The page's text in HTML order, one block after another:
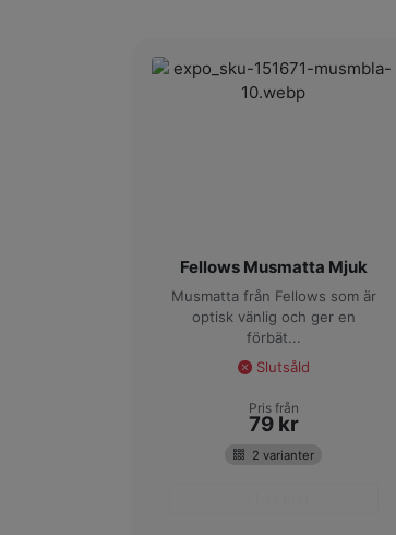
Fellows Musmatta Mjuk
Musmatta från Fellows som är
optisk vänlig och ger en
förbät...
Slutsåld
Pris från
79 kr
2 varianter